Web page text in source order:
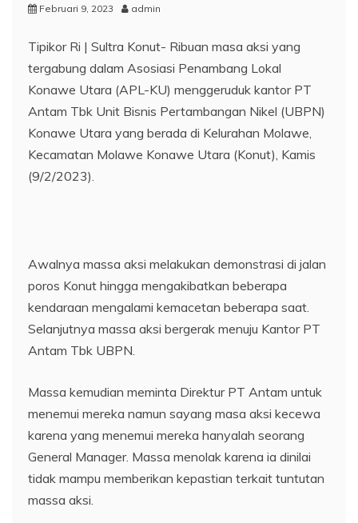
Februari 9, 2023 admin
Tipikor Ri | Sultra Konut- Ribuan masa aksi yang
tergabung dalam Asosiasi Penambang Lokal
Konawe Utara (APL-KU) menggeruduk kantor PT
Antam Tbk Unit Bisnis Pertambangan Nikel (UBPN)
Konawe Utara yang berada di Kelurahan Molawe,
Kecamatan Molawe Konawe Utara (Konut), Kamis
(9/2/2023).
Awalnya massa aksi melakukan demonstrasi di jalan
poros Konut hingga mengakibatkan beberapa
kendaraan mengalami kemacetan beberapa saat.
Selanjutnya massa aksi bergerak menuju Kantor PT
Antam Tbk UBPN.
Massa kemudian meminta Direktur PT Antam untuk
menemui mereka namun sayang masa aksi kecewa
karena yang menemui mereka hanyalah seorang
General Manager. Massa menolak karena ia dinilai
tidak mampu memberikan kepastian terkait tuntutan
massa aksi.